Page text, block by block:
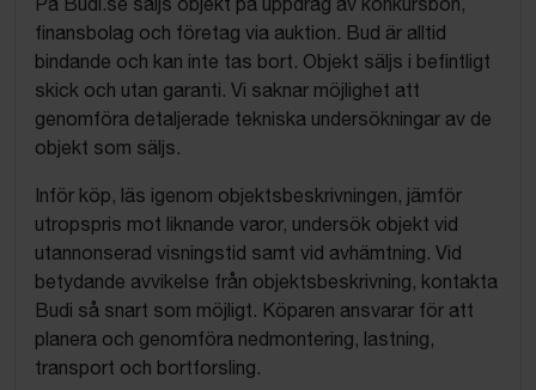
finansbolag och företag via auktion. Bud är alltid
bindande och kan inte tas bort. Objekt säljs i befintligt
skick och utan garanti. Vi saknar möjlighet att
genomföra detaljerade tekniska undersökningar av de
objekt som säljs.
Inför köp, läs igenom objektsbeskrivningen, jämför
utropspris mot liknande varor, undersök objekt vid
utannonserad visningstid samt vid avhämtning. Vid
betydande avvikelse från objektsbeskrivning, kontakta
Budi så snart som möjligt. Köparen ansvarar för att
planera och genomföra nedmontering, lastning,
transport och bortforsling.